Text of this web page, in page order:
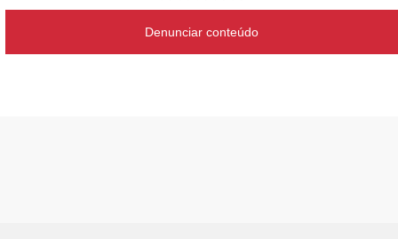
Denunciar conteúdo